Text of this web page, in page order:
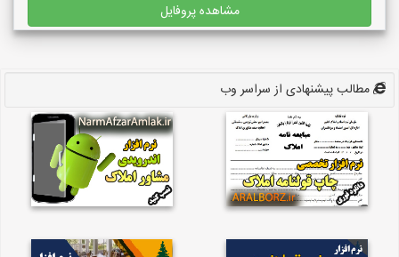
مشاهده پروفایل
مطالب پیشنهادی از سراسر وب